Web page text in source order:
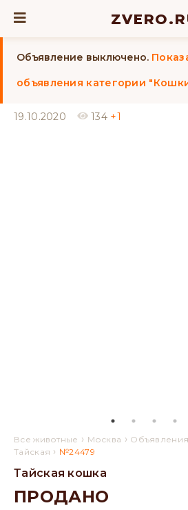
Объявление выключено.
объявления категории
19.10.2020 134 +1
Все животные › Москва › Объявления
Тайская › №24479
Тайская кошка
ПРОДАНО